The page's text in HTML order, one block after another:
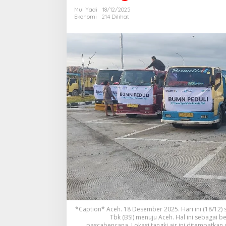
i
e
r
i
h
S
u
m
b
a
n
g
a
n
B
S
I
B
Mul Yadi
18/12/2025
Ekonomi
214 Dilihat
*Caption* Aceh. 18 Desember 2025. Hari ini (18/12)
Tbk (BSI) menuju Aceh. Hal ini sebagai